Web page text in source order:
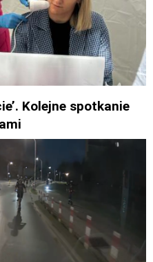
Kolejne spotkanie